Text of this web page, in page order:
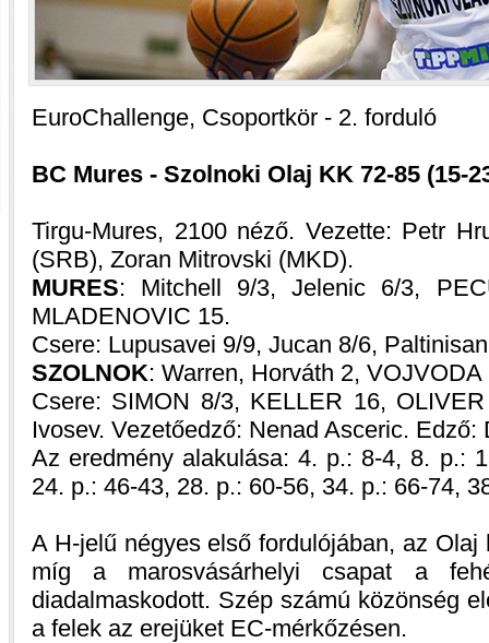
EuroChallenge, Csoportkör - 2. forduló
BC Mures - Szolnoki Olaj KK 72-85 (15-
Tirgu-Mures, 2100 néző. Vezette: Petr
(SRB), Zoran Mitrovski (MKD).
MURES: Mitchell 9/3, Jelenic 6/3,
MLADENOVIC 15.
Csere: Lupusavei 9/9, Jucan 8/6,
SZOLNOK: Warren, Horváth 2,
Csere: SIMON 8/3, KELLER 16,
Ivosev. Vezetőedző: Nenad Asceric. Edző:
Az eredmény alakulása: 4. p.: 8-4, 8. p.:
24. p.: 46-43, 28. p.: 60-56, 34. p.: 66-74,
A H-jelű négyes első fordulójában, az
míg a marosvásárhelyi csapat a
diadalmaskodott. Szép számú közönség
a felek az erejüket EC-mérkőzésen.